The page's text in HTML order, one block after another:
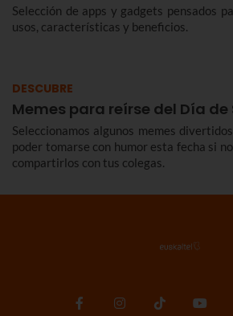
Selección de apps y gadgets pensados
usos, características y beneficios.
DESCUBRE
Memes para reírse del Día
Seleccionamos algunos memes
poder tomarse con humor esta fecha si
compartirlos con tus colegas.